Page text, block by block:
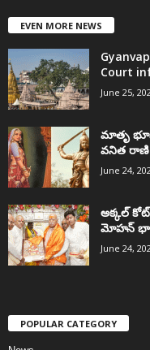
EVEN MORE NEWS
Court
June 25,
మాతృ
వనిత రాణి
June 24,
అక్కల్‌
మోహన్
June 24,
POPULAR CATEGORY